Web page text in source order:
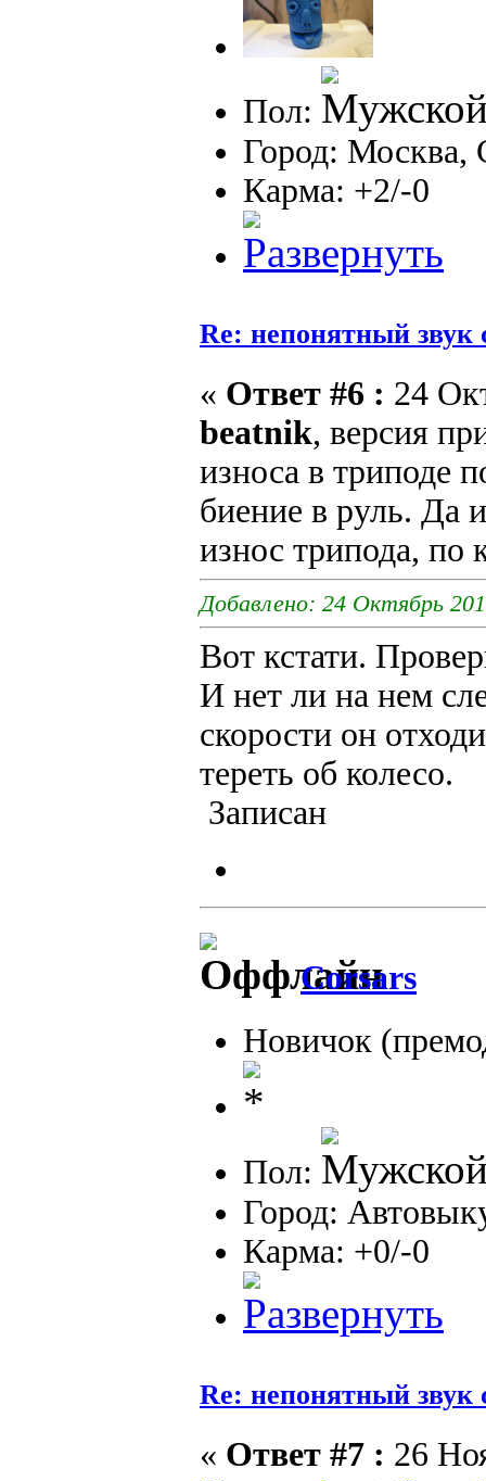
Пол:
Город: Москва,
Карма: +2/-0
Re: непонятный звук
« Ответ #6 : 24
beatnik, версия
износа в триподе
биение в руль. Да
износ трипода, по
Добавлено: 24 Октябрь
Вот кстати.
И нет ли на нем
скорости он
тереть об колесо.
Записан
Corsars
Новичок
Пол:
Город:
Карма: +0/-0
Re: непонятный звук
« Ответ #7 : 26